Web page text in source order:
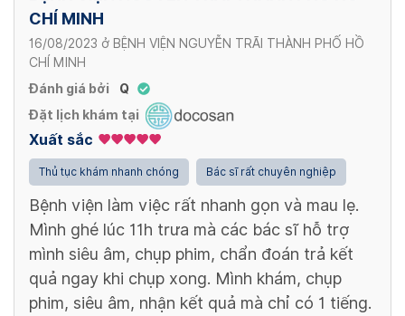
CHÍ MINH
16/08/2023 ở BỆNH VIỆN NGUYỄN TRÃI THÀNH PHỐ HỒ
CHÍ MINH
Đánh giá bởi
Q
Đặt lịch khám tại
Xuất sắc
Thủ tục khám nhanh chóng Bác sĩ rất chuyên nghiệp
Bệnh viện làm việc rất nhanh gọn và mau lẹ.
Mình ghé lúc 11h trưa mà các bác sĩ hỗ trợ
mình siêu âm, chụp phim, chẩn đoán trả kết
quả ngay khi chụp xong. Mình khám, chụp
phim, siêu âm, nhận kết quả mà chỉ có 1 tiếng.